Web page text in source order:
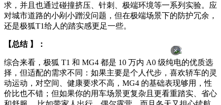
求，并且也通过碰撞挤压、针刺、极端环境等一系列实验。应
对城市道路的小剐小蹭没问题，但在极端场景下的防护冗余，
还是极狐T1给人的踏实感更足一些。
【总结 】：
综合来看，极狐 T1 和 MG4 都是 10 万内 A0 级纯电的优质选
择，但适配的需求不同：如果主要是个人代步，喜欢轿车的灵
动运动，对空间、健康要求不高，MG4 的基础表现够用，性
价比也不错；但如果你的用车场景更复杂且更看重踏实、省心
×